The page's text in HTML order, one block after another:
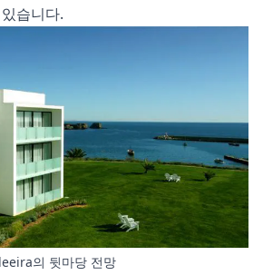
습니다.
의 뒷마당 전망